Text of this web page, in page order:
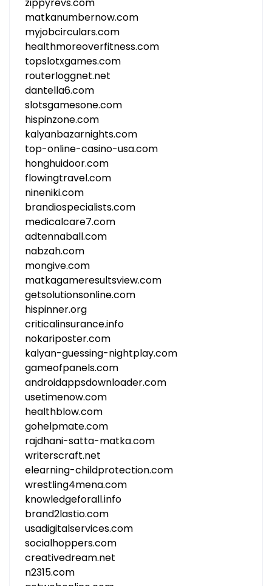
matkanumbernow.com
myjobcirculars.com
healthmoreoverfitness.com
topslotxgames.com
routerloggnet.net
dantella6.com
slotsgamesone.com
hispinzone.com
kalyanbazarnights.com
top-online-casino-usa.com
honghuidoor.com
flowingtravel.com
nineniki.com
brandiospecialists.com
medicalcare7.com
adtennaball.com
nabzah.com
mongive.com
matkagameresultsview.com
getsolutionsonline.com
hispinner.org
criticalinsurance.info
nokariposter.com
kalyan-guessing-nightplay.com
gameofpanels.com
androidappsdownloader.com
usetimenow.com
healthblow.com
gohelpmate.com
rajdhani-satta-matka.com
writerscraft.net
elearning-childprotection.com
wrestling4mena.com
knowledgeforall.info
brand2lastio.com
usadigitalservices.com
socialhoppers.com
creativedream.net
n2315.com